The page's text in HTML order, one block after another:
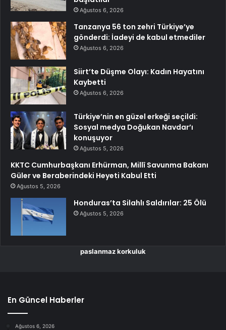
Ağustos 6, 2026
Tanzanya 56 ton zehri Türkiye’ye
gönderdi: İadeyi de kabul etmediler
Ağustos 6, 2026
Siirt’te Düşme Olayı: Kadın Hayatını
Kaybetti
Ağustos 6, 2026
Türkiye’nin en güzel erkeği seçildi:
Sosyal medya Doğukan Navdar’ı
konuşuyor
Ağustos 5, 2026
KKTC Cumhurbaşkanı Erhürman, Millî Savunma Bakanı
Güler ve Beraberindeki Heyeti Kabul Etti
Ağustos 5, 2026
Honduras’ta Silahlı Saldırılar: 25 Ölü
Ağustos 5, 2026
paslanmaz korkuluk
En Güncel Haberler
Ağustos 6, 2026